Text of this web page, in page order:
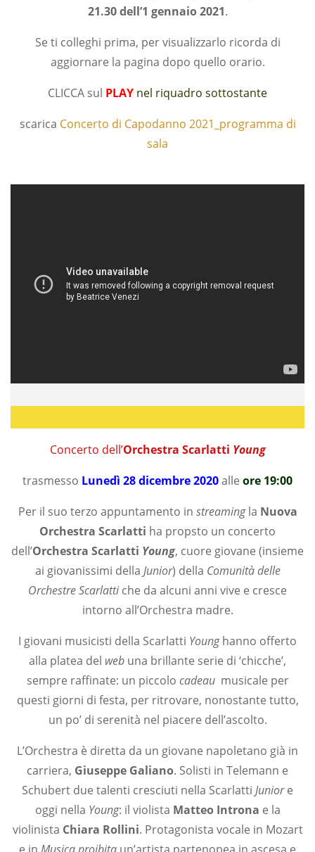
21.30 dell’1 gennaio 2021.
Se ti colleghi prima, per visualizzarlo ricorda di
aggiornare la pagina dopo quello orario.
CLICCA sul PLAY nel riquadro sottostante
scarica Concerto di Capodanno 2021_programma di
sala
Concerto dell’Orchestra Scarlatti Young
trasmesso Lunedì 28 dicembre 2020alle ore 19:00
Per il suo terzo appuntamento in streamingla Nuova
Orchestra Scarlatti ha propsto un concerto
dell’Orchestra Scarlatti Young, cuore giovane (insieme
ai giovanissimi della Junior) della Comunità delle
Orchestre Scarlattiche da alcuni anni vive e cresce
intorno all’Orchestra madre.
I giovani musicisti della Scarlatti Younghanno offerto
alla platea del web una brillante serie di ‘chicche’,
sempre raffinate: un piccolo cadeaumusicale per
questi giorni di festa, per ritrovare, nonostante tutto,
un po’ di serenità nel piacere dell’ascolto.
L’Orchestra è diretta da un giovane napoletano già in
carriera, Giuseppe Galiano. Solisti in Telemann e
Schubert due talenti cresciuti nella Scarlatti Juniore
oggi nella Young: il violista Matteo Introna e la
violinista Chiara Rollini. Protagonista vocale in Mozart
e in Musica proibita un’artista partenopea in ascesa e